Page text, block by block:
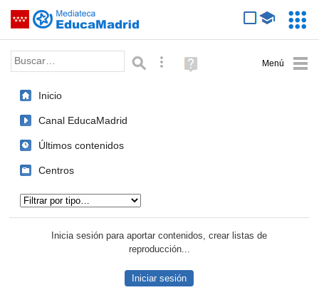
Saltar navegación
Palabra o frase: Búsqueda avanzada
Ayuda
(en
Inicio
Canal EducaMadrid
Últimos contenidos
Centros
Inicia sesión para aportar contenidos, crear listas de
reproducción...
Iniciar sesión